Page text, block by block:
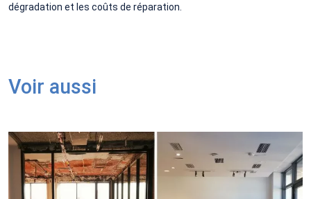
dégradation et les coûts de réparation.
Voir aussi